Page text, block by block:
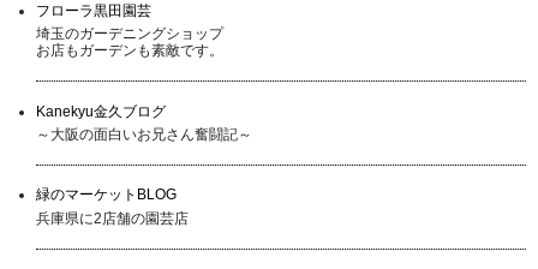
フローラ黒田園芸
埼玉のガーデニングショップ
お店もガーデンも素敵です。
Kanekyu金久ブログ
～大阪の面白いお兄さん奮闘記～
緑のマーケットBLOG
兵庫県に2店舗の園芸店